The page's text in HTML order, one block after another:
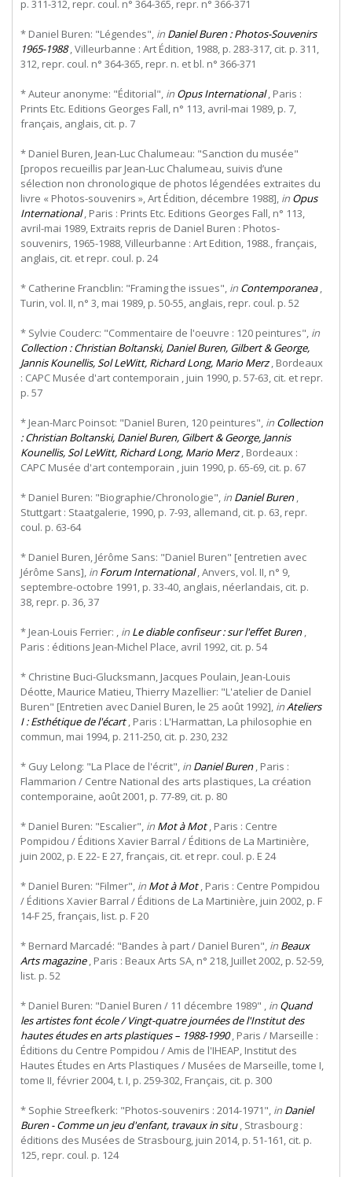
p. 311-312, repr. coul. n° 364-365, repr. n° 366-371
* Daniel Buren: "Légendes", in Daniel Buren : Photos-Souvenirs
1965-1988, Villeurbanne : Art Édition, 1988, p. 283-317, cit. p. 311,
312, repr. coul. n° 364-365, repr. n. et bl. n° 366-371
* Auteur anonyme: "Éditorial", in Opus International, Paris :
Prints Etc. Editions Georges Fall, n° 113, avril-mai 1989, p. 7,
français, anglais, cit. p. 7
* Daniel Buren, Jean-Luc Chalumeau: "Sanction du musée"
[propos recueillis par Jean-Luc Chalumeau, suivis d’une
sélection non chronologique de photos légendées extraites du
livre « Photos-souvenirs », Art Édition, décembre 1988], in Opus
International, Paris : Prints Etc. Editions Georges Fall, n° 113,
avril-mai 1989, Extraits repris de Daniel Buren : Photos-
souvenirs, 1965-1988, Villeurbanne : Art Edition, 1988., français,
anglais, cit. et repr. coul. p. 24
* Catherine Francblin: "Framing the issues", in Contemporanea,
Turin, vol. II, n° 3, mai 1989, p. 50-55, anglais, repr. coul. p. 52
* Sylvie Couderc: "Commentaire de l'oeuvre : 120 peintures", in
Collection : Christian Boltanski, Daniel Buren, Gilbert & George,
Jannis Kounellis, Sol LeWitt, Richard Long, Mario Merz, Bordeaux
: CAPC Musée d'art contemporain , juin 1990, p. 57-63, cit. et repr.
p. 57
* Jean-Marc Poinsot: "Daniel Buren, 120 peintures", in Collection
: Christian Boltanski, Daniel Buren, Gilbert & George, Jannis
Kounellis, Sol LeWitt, Richard Long, Mario Merz, Bordeaux :
CAPC Musée d'art contemporain , juin 1990, p. 65-69, cit. p. 67
* Daniel Buren: "Biographie/Chronologie", in Daniel Buren,
Stuttgart : Staatgalerie, 1990, p. 7-93, allemand, cit. p. 63, repr.
coul. p. 63-64
* Daniel Buren, Jérôme Sans: "Daniel Buren" [entretien avec
Jérôme Sans], in Forum International, Anvers, vol. II, n° 9,
septembre-octobre 1991, p. 33-40, anglais, néerlandais, cit. p.
38, repr. p. 36, 37
* Jean-Louis Ferrier: , in Le diable confiseur : sur l'effet Buren,
Paris : éditions Jean-Michel Place, avril 1992, cit. p. 54
* Christine Buci-Glucksmann, Jacques Poulain, Jean-Louis
Déotte, Maurice Matieu, Thierry Mazellier: "L'atelier de Daniel
Buren" [Entretien avec Daniel Buren, le 25 août 1992], inAteliers
I : Esthétique de l'écart, Paris : L'Harmattan, La philosophie en
commun, mai 1994, p. 211-250, cit. p. 230, 232
* Guy Lelong: "La Place de l'écrit", in Daniel Buren, Paris :
Flammarion / Centre National des arts plastiques, La création
contemporaine, août 2001, p. 77-89, cit. p. 80
* Daniel Buren: "Escalier", in Mot à Mot, Paris : Centre
Pompidou / Éditions Xavier Barral / Éditions de La Martinière,
juin 2002, p. E 22- E 27, français, cit. et repr. coul. p. E 24
* Daniel Buren: "Filmer", in Mot à Mot, Paris : Centre Pompidou
/ Éditions Xavier Barral / Éditions de La Martinière, juin 2002, p. F
14-F 25, français, list. p. F 20
* Bernard Marcadé: "Bandes à part / Daniel Buren", in Beaux
Arts magazine, Paris : Beaux Arts SA, n° 218, Juillet 2002, p. 52-59,
list. p. 52
* Daniel Buren: "Daniel Buren / 11 décembre 1989" , in Quand
les artistes font école / Vingt-quatre journées de l'Institut des
hautes études en arts plastiques – 1988-1990, Paris / Marseille :
Éditions du Centre Pompidou / Amis de l'IHEAP, Institut des
Hautes Études en Arts Plastiques / Musées de Marseille, tome I,
tome II, février 2004, t. I, p. 259-302, Français, cit. p. 300
* Sophie Streefkerk: "Photos-souvenirs : 2014-1971", in Daniel
Buren - Comme un jeu d'enfant, travaux in situ, Strasbourg :
éditions des Musées de Strasbourg, juin 2014, p. 51-161, cit. p.
125, repr. coul. p. 124